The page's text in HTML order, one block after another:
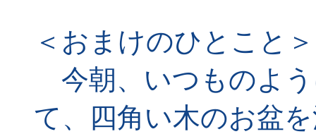
＜おまけのひとこと＞
今朝、いつものよ
て、四角い木のお盆